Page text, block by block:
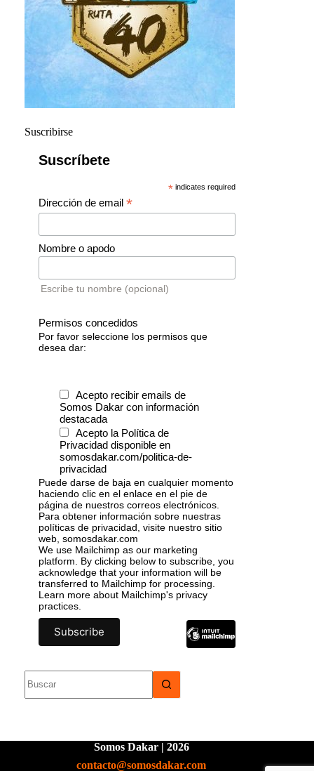
Suscribirse
Suscríbete
* indicates required
Dirección de email *
Nombre o apodo
Escribe tu nombre (opcional)
Permisos concedidos
Por favor seleccione los permisos que
desea dar:
Acepto recibir emails de
Somos Dakar con información
destacada
Acepto la Política de
Privacidad disponible en
somosdakar.com/politica-de-
privacidad
Puede darse de baja en cualquier momento
haciendo clic en el enlace en el pie de
página de nuestros correos electrónicos.
Para obtener información sobre nuestras
políticas de privacidad, visite nuestro sitio
web, somosdakar.com
We use Mailchimp as our marketing
platform. By clicking below to subscribe, you
acknowledge that your information will be
transferred to Mailchimp for processing.
Learn more about Mailchimp's privacy
practices.
Somos Dakar | 2026
contacto@somosdakar.com